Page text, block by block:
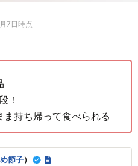
7日時点
！
持ち帰って食べられる
節子）